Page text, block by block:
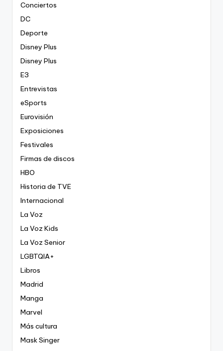
Conciertos
DC
Deporte
Disney Plus
Disney Plus
E3
Entrevistas
eSports
Eurovisión
Exposiciones
Festivales
Firmas de discos
HBO
Historia de TVE
Internacional
La Voz
La Voz Kids
La Voz Senior
LGBTQIA+
Libros
Madrid
Manga
Marvel
Más cultura
Mask Singer